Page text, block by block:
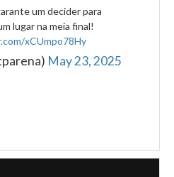
um decider para
lugar na meia final!
xCUmpo78Hy
May 23, 2025